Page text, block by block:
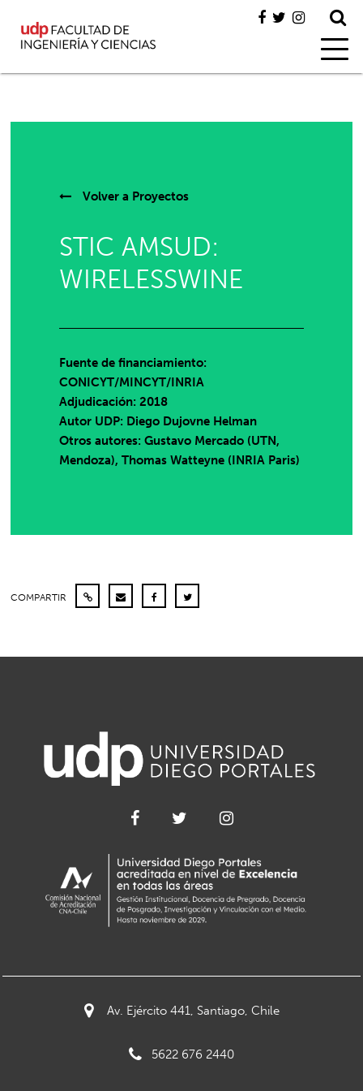
Volver a Proyectos
STIC AMSUD:
WIRELESSWINE
Fuente de financiamiento:
CONICYT/MINCYT/INRIA
Adjudicación: 2018
Autor UDP: Diego Dujovne Helman
Otros autores: Gustavo Mercado (UTN,
Mendoza), Thomas Watteyne (INRIA Paris)
COMPARTIR
Av. Ejército 441, Santiago, Chile
5622 676 2440